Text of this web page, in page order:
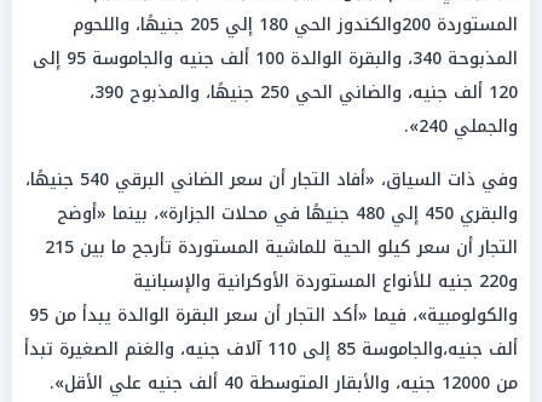
المستوردة 200والكندوز الحي 180 إلي 205 جنيهًا، واللحوم
المذبوحة 340، والبقرة الوالدة 100 ألف جنيه والجاموسة 95 إلى
120 ألف جنيه، والضاني الحي 250 جنيهًا، والمذبوح 390،
والجملي 240».
وفي ذات السياق، «أفاد التجار أن سعر الضاني البرقي 540 جنيهًا،
والبقري 450 إلي 480 جنيهًا في محلات الجزارة»، بينما «أوضح
التجار أن سعر كيلو الحية للماشية المستوردة تأرجح ما بين 215
و220 جنيه للأنواع المستوردة الأوكرانية والإسبانية
والكولومبية»، فيما «أكد التجار أن سعر البقرة الوالدة يبدأ من 95
ألف جنيه،والجاموسة 85 إلى 110 آلاف جنيه، والغنم الصغيرة تبدأ
من 12000 جنيه، والأبقار المتوسطة 40 ألف جنيه علي الأقل».